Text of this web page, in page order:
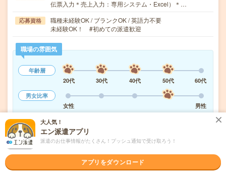
伝票入力＊売上入力：専用システム・Excel）＊…
応募資格
職種未経験OK / ブランクOK / 英語力不要
未経験OK！ #初めての派遣歓迎
職場の雰囲気
年齢層
20代
30代 40代 50代
60代
男女比率
女性
男性
気になる! 応募へ進む 詳しく見る
大人気！
エン派遣アプリ
派遣のお仕事情報がたくさん！プッシュ通知で受け取ろう！
アプリをダウンロード